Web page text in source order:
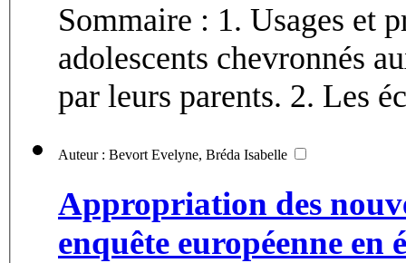
Sommaire : 1. Usages et
adolescents chevronnés
par leurs parents. 2. Les
Auteur : Bevort Evelyne, Bréda Isabelle
Appropriation des
enquête européenne en